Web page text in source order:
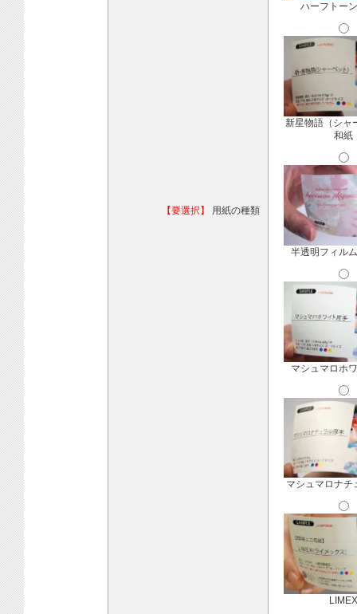
【要選択】 用紙の種類
ハーフトー
新星物語（シャ
和紙
半透明フィル
マシュマロホ
マシュマロナチ